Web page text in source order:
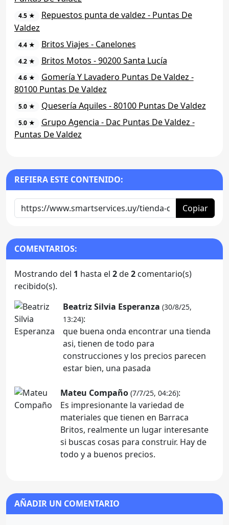
4.5 ★
Repuestos punta de valdez - Puntas De
Valdez
4.4 ★ Britos Viajes - Canelones
4.2 ★ Britos Motos - 90200 Santa Lucía
4.6 ★
Gomería Y Lavadero Puntas De Valdez -
80100 Puntas De Valdez
5.0 ★ Quesería Aquiles - 80100 Puntas De Valdez
5.0 ★
Grupo Agencia - Dac Puntas De Valdez -
Puntas De Valdez
REFIERA ESTE CONTENIDO:
Copiar
COMENTARIOS:
Mostrando del 1 hasta el 2de2 comentario(s)
recibido(s).
Beatriz Silvia Esperanza (30/8/25,
13:24):
que buena onda encontrar una tienda
asi, tienen de todo para
construcciones y los precios parecen
estar bien, una pasada
Mateu Compaño (7/7/25, 04:26):
Es impresionante la variedad de
materiales que tienen en Barraca
Britos, realmente un lugar interesante
si buscas cosas para construir. Hay de
todo y a buenos precios.
AÑADIR UN COMENTARIO